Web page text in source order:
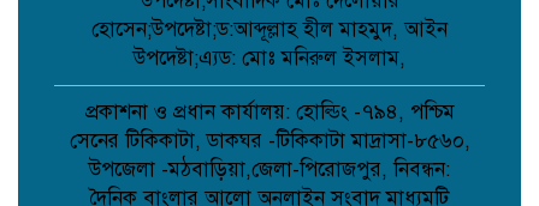
আটক ১;
নওগাঁর আত্রাইয়ে পুলিশের অভিযানে ৫ জন
গ্রেপ্তার;
কবিতা: চমকের পাঠ কৌশল ;
হোসেন;উপদেষ্টা;ড:আব্দূল্লাহ হীল মাহমুদ, আইন
উপদেষ্টা;এ্যড: মোঃ মনিরুল ইসলাম,
প্রকাশনা ও প্রধান কার্যালয়: হোল্ডিং -৭৯৪, পশ্চিম
সেনের টিকিকাটা, ডাকঘর -টিকিকাটা মাদ্রাসা-৮৫৬০,
উপজেলা -মঠবাড়িয়া,জেলা-পিরোজপুর, নিবন্ধন:
দৈনিক বাংলার আলো অনলাইন সংবাদ মাধ্যমটি